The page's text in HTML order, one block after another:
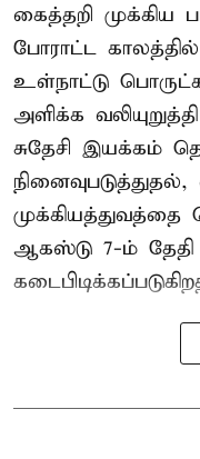
கைத்தறி முக்கிய
போராட்ட
உள்நாட்டு
அளிக்க
சுதேசி இயக்கம்
முக்கியத்துவத்தை
ஆகஸ்டு 7-ம் தேதி